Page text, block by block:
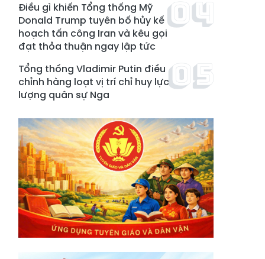
Điều gì khiến Tổng thống Mỹ
Donald Trump tuyên bố hủy kế
hoạch tấn công Iran và kêu gọi
đạt thỏa thuận ngay lập tức
Tổng thống Vladimir Putin điều
chỉnh hàng loạt vị trí chỉ huy lực
lượng quân sự Nga